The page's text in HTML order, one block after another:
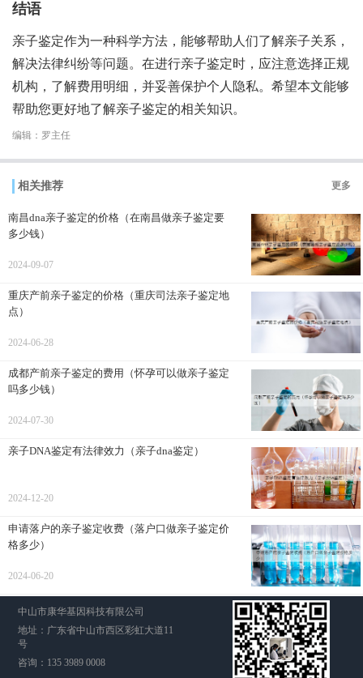
结语
亲子鉴定作为一种科学方法，能够帮助人们了解亲子关系，
解决法律纠纷等问题。在进行亲子鉴定时，应注意选择正规
机构，了解费用明细，并妥善保护个人隐私。希望本文能够
帮助您更好地了解亲子鉴定的相关知识。
编辑：罗主任
相关推荐 更多
南昌dna亲子鉴定的价格（在南昌做亲子鉴定要
多少钱）
2024-09-07
重庆产前亲子鉴定的价格（重庆司法亲子鉴定地
点）
2024-06-28
成都产前亲子鉴定的费用（怀孕可以做亲子鉴定
吗多少钱）
2024-07-30
亲子DNA鉴定有法律效力（亲子dna鉴定）
2024-12-20
申请落户的亲子鉴定收费（落户口做亲子鉴定价
格多少）
2024-06-20
中山市康华基因科技有限公司
地址：广东省中山市西区彩虹大道11
号
咨询：135 3989 0008